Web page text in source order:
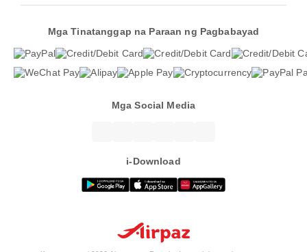
Mga Tinatanggap na Paraan ng Pagbabayad
Mga Social Media
i-Download